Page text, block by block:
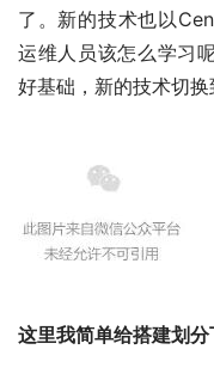
了。新的技术也以
运维人员该怎么学习
好基础，新的技术切换
这里我简单给搭建划分